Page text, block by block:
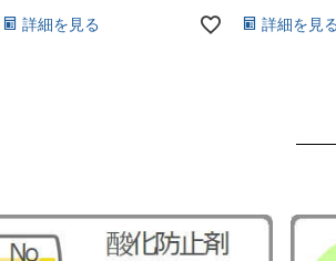
詳細を見る 詳細を見る